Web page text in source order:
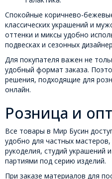
Спокойные коричнево-
классических украшений и
оттенки и миксы удобно
подвесках и сезонных
Для покупателя важен не
удобный формат заказа.
решения, подходящие для
онлайн.
Розница и
Все товары в Мир Бусин
удобно для частных
рукоделия, студий украшений
партиями под серию изделий.
При заказе материалов для